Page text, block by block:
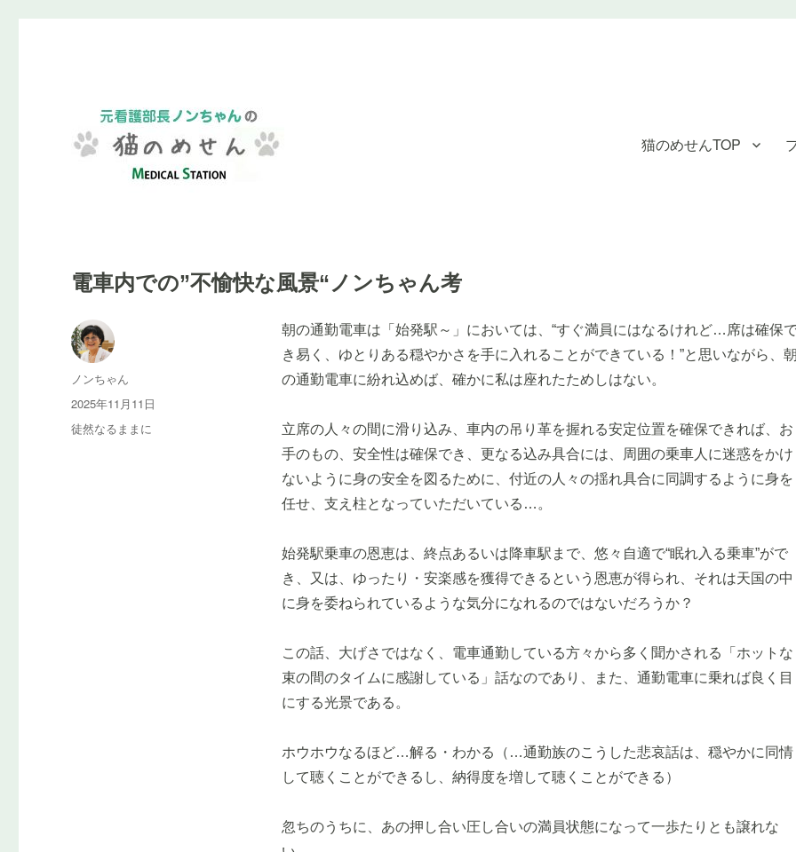
猫のめせんTOP
電車内での”不愉快な風景“ノンちゃん考
朝の通勤電車は「始発駅～」においては、“すぐ満員にはなるけれど…席は確保
き易く、ゆとりある穏やかさを手に入れることができている！”と思いながら、
の通勤電車に紛れ込めば、確かに私は座れたためしはない。
立席の人々の間に滑り込み、車内の吊り革を握れる安定位置を確保できれば、お
手のもの、安全性は確保でき、更なる込み具合には、周囲の乗車人に迷惑をかけ
ないように身の安全を図るために、付近の人々の揺れ具合に同調するように身を
任せ、支え柱となっていただいている…。
始発駅乗車の恩恵は、終点あるいは降車駅まで、悠々自適で“眠れ入る乗車”がで
き、又は、ゆったり・安楽感を獲得できるという恩恵が得られ、それは天国の中
に身を委ねられているような気分になれるのではないだろうか？
この話、大げさではなく、電車通勤している方々から多く聞かされる「ホットな
束の間のタイムに感謝している」話なのであり、また、通勤電車に乗れば良く目
にする光景である。
ホウホウなるほど…解る・わかる（…通勤族のこうした悲哀話は、穏やかに同情
して聴くことができるし、納得度を増して聴くことができる）
忽ちのうちに、あの押し合い圧し合いの満員状態になって一歩たりとも譲れな
投
稿
ノンちゃん
投
稿
日:
2025年11月11日
カ
徒然なるままに